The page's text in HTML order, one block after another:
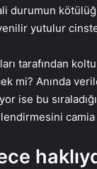
durumun
yutulur
tarafından
mi? Anında
ise bu
camia